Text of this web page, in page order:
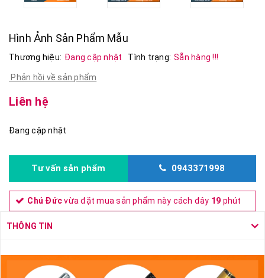
Hình Ảnh Sản Phẩm Mẫu
Thương hiệu: Đang cập nhật Tình trạng: Sẵn hàng !!!
Phản hồi về sản phẩm
Liên hệ
Đang cập nhật
Tư vấn sản phẩm 0943371998
Chú Đứcvừa đặt mua sản phẩm này cách đây 19 phút
THÔNG TIN